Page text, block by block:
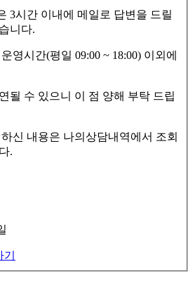
3시간 이내에 메일로 답변을 드릴
니다.
영시간(평일 09:00 ~ 18:00) 이외에
될 수 있으니 이 점 양해 부탁 드립
신 내용은 나의상담내역에서 조회
.